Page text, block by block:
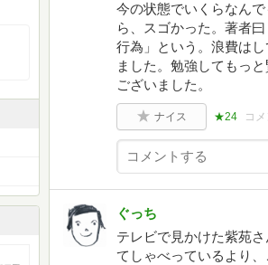
今の状態でいくらなん
ら、スゴかった。著者
行為」という。浪費は
ました。勉強してもっ
ございました。
ナイス ★24 コ
ぐっち
テレビで見かけた紫苑
てしゃべっているより